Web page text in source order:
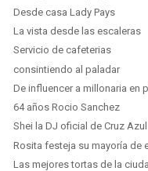
Desde casa Lady Pays
La vista desde las escaleras
Servicio de cafeterias
consintiendo al paladar
De influencer a millonaria en
64 años Rocio Sanchez
Shei la DJ oficial de Cruz Azul
Rosita festeja su mayoría de
Las mejores tortas de la